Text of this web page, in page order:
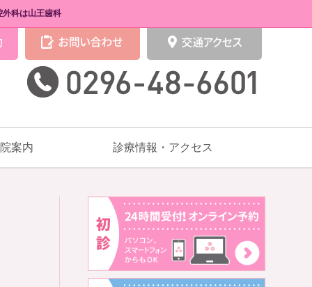
外科は山王歯科
案内 診療情報・アクセス